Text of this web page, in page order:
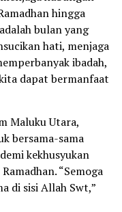
hingga
bulan yang
hati, menjaga
ibadah,
dapat bermanfaat
Maluku Utara,
bersama-sama
kekhusyukan
“Semoga
di sisi Allah Swt,”